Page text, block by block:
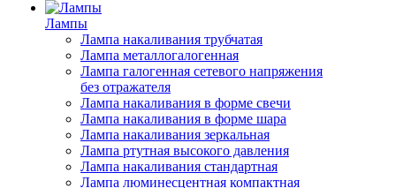
Лампы
Лампа накаливания трубчатая
Лампа металлогалогенная
Лампа галогенная сетевого напряжения
без отражателя
Лампа накаливания в форме свечи
Лампа накаливания в форме шара
Лампа накаливания зеркальная
Лампа ртутная высокого давления
Лампа накаливания стандартная
Лампа люминесцентная компактная